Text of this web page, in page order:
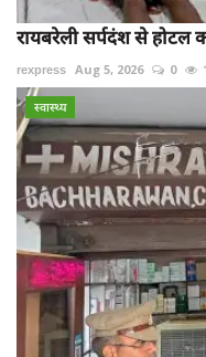
रायबरेली सर्पदंश से होटल
rexpress Aug 5, 2026 0
स्वास्थ्य